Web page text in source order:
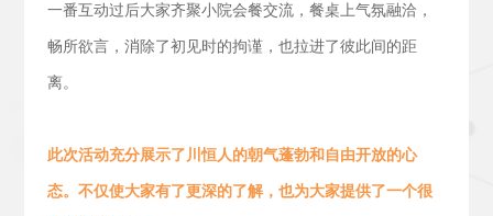
一番互动过后大家齐聚小院会餐交流， 餐桌上气氛融洽，
畅所欲言，消除了初见时的拘谨，也拉进了彼此间的距
离。
此次活动充分展示了川恒人的朝气蓬勃和 自由开放的心
态。 不仅使大家有了更深的了解，也为大家提供了一个很